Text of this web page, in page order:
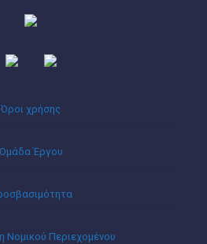
Όροι χρήσης
Ομάδα Έργου
Νομικού Περιεχομένου